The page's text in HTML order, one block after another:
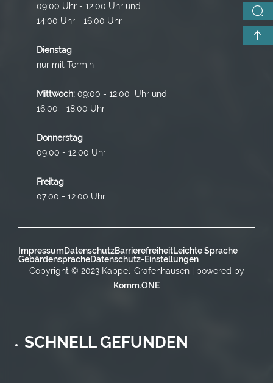
09:00 Uhr - 12:00 Uhr und
14:00 Uhr - 16:00 Uhr
Dienstag
nur mit Termin
Mittwoch: 09:00 - 12:00 Uhr und
16.00 - 18.00 Uhr
Donnerstag
09:00 - 12:00 Uhr
Freitag
07:00 - 12:00 Uhr
ImpressumDatenschutzBarrierefreiheitLeichte Sprache
GebärdenspracheDatenschutz-Einstellungen
Copyright © 2023 Kappel-Grafenhausen | powered by
Komm.ONE
SCHNELL GEFUNDEN